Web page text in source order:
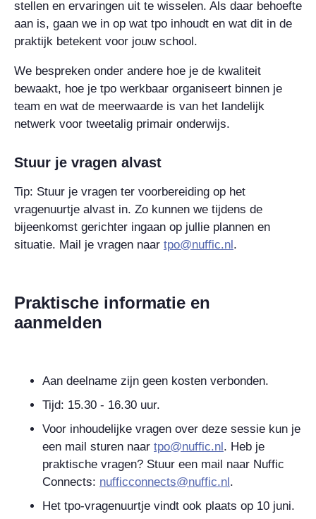
stellen en ervaringen uit te wisselen. Als daar behoefte
aan is, gaan we in op wat tpo inhoudt en wat dit in de
praktijk betekent voor jouw school.
We bespreken onder andere hoe je de kwaliteit
bewaakt, hoe je tpo werkbaar organiseert binnen je
team en wat de meerwaarde is van het landelijk
netwerk voor tweetalig primair onderwijs.
Stuur je vragen alvast
Tip: Stuur je vragen ter voorbereiding op het
vragenuurtje alvast in. Zo kunnen we tijdens de
bijeenkomst gerichter ingaan op jullie plannen en
situatie. Mail je vragen naar tpo@nuffic.nl.
Praktische informatie en
aanmelden
Aan deelname zijn geen kosten verbonden.
Tijd: 15.30 - 16.30 uur.
Voor inhoudelijke vragen over deze sessie kun je
een mail sturen naar tpo@nuffic.nl. Heb je
praktische vragen? Stuur een mail naar Nuffic
Connects: nufficconnects@nuffic.nl.
Het tpo-vragenuurtje vindt ook plaats op 10 juni.